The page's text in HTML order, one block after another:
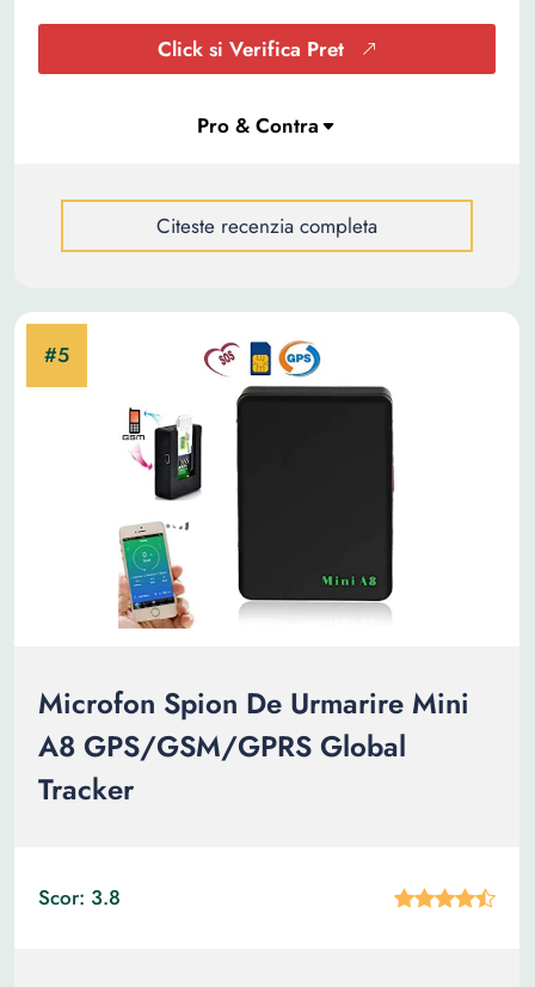
Click si Verifica Pret
Citeste recenzia completa
Microfon Spion De Urmarire Mini
A8 GPS/GSM/GPRS Global
Tracker
Scor: 3.8